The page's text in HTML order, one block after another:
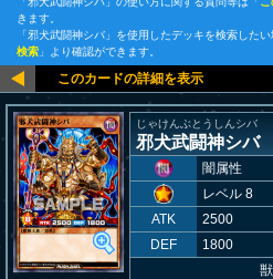
きます。
「邪犬武闘神シバ」を使用したデッキを検索した
検索 」より確認ができます。
じゃけんぶとうしんシバ
邪犬武闘神シバ
闇属性
レベル 8
ATK
2500
DEF
1800